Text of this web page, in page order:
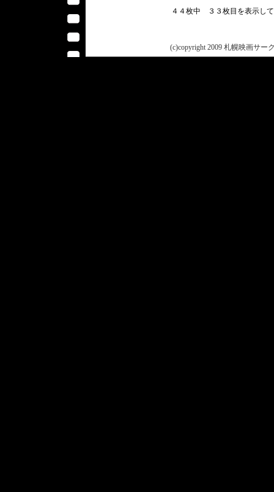
４４枚中 ３３枚目を表示し
(c)copyright 2009 札幌映画サー